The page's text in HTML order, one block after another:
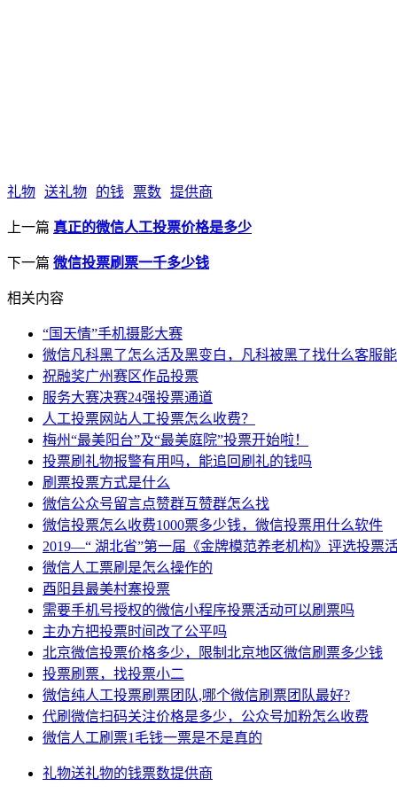
礼物 送礼物 的钱 票数 提供商
上一篇 真正的微信人工投票价格是多少
下一篇 微信投票刷票一千多少钱
相关内容
“国天情”手机摄影大赛
微信凡科黑了怎么活及黑变白，凡科被黑了找什么客服
祝融奖广州赛区作品投票
服务大赛决赛24强投票通道
人工投票网站人工投票怎么收费？
梅州“最美阳台”及“最美庭院”投票开始啦！
投票刷礼物报警有用吗，能追回刷礼的钱吗
​刷票投票方式是什么
微信公众号留言点赞群互赞群怎么找
微信投票怎么收费1000票多少钱，微信投票用什么软件
2019—“ 湖北省”第一届《金牌模范养老机构》评选投票
微信人工票刷是怎么操作的
酉阳县最美村寨投票
需要手机号授权的微信小程序投票活动可以刷票吗
主办方把投票时间改了公平吗
北京微信投票价格多少，限制北京地区微信刷票多少钱
投票刷票，找投票小二
微信纯人工投票刷票团队,哪个微信刷票团队最好?
代刷微信扫码关注价格是多少，公众号加粉怎么收费
微信人工刷票1毛钱一票是不是真的
礼物送礼物的钱票数提供商